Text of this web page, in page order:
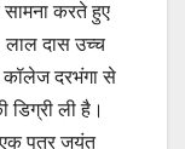
सामना करते हुए
लाल दास उच्च
कॉलेज दरभंगा से
डिग्री ली है।
एक पुत्र जयंत